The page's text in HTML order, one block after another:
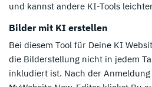
und kannst andere KI-Tools
Bilder mit KI erstellen
Bei diesem Tool für Deine KI
die Bilderstellung nicht in jedem
inkludiert ist. Nach der